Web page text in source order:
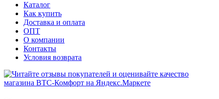
Каталог
Как купить
Доставка и оплата
ОПТ
О компании
Контакты
Условия возврата